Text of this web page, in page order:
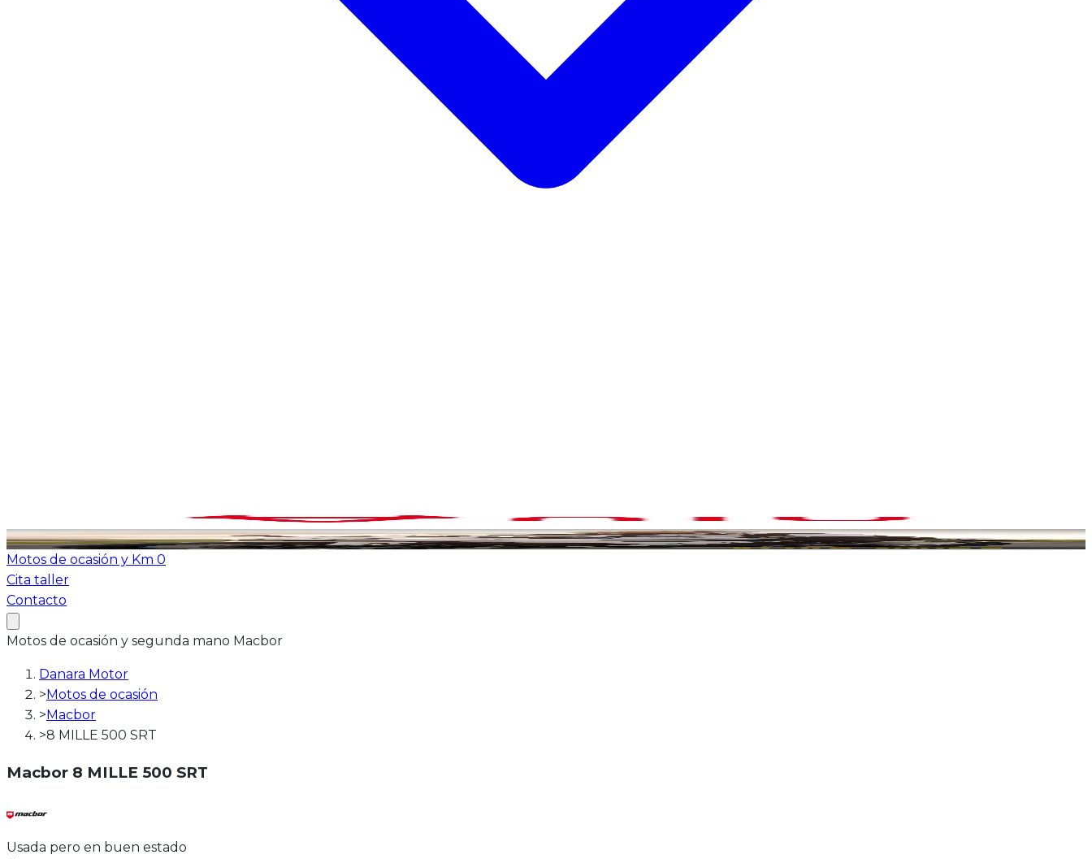
ATV-Quad
Motos de ocasión y Km 0
Cita taller
Contacto
Motos de ocasión y segunda mano Macbor
Danara Motor
>Motos de ocasión
>Macbor
>8 MILLE 500 SRT
Macbor 8 MILLE 500 SRT
Usada pero en buen estado